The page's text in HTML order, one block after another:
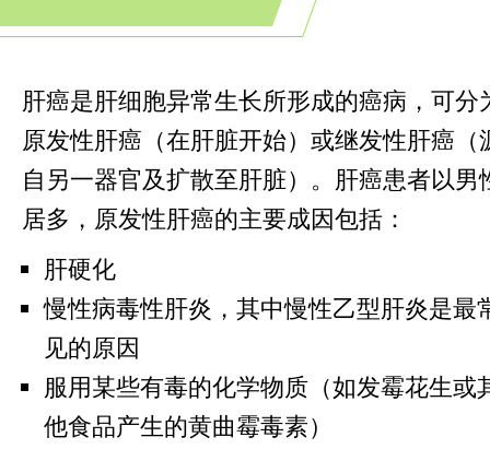
肝癌是肝细胞异常生长所形成的癌病，可分
原发性肝癌（在肝脏开始）或继发性肝癌（
自另一器官及扩散至肝脏）。肝癌患者以男
居多，原发性肝癌的主要成因包括：
肝硬化
慢性病毒性肝炎，其中慢性乙型肝炎是最
见的原因
服用某些有毒的化学物质（如发霉花生或
他食品产生的黄曲霉毒素）